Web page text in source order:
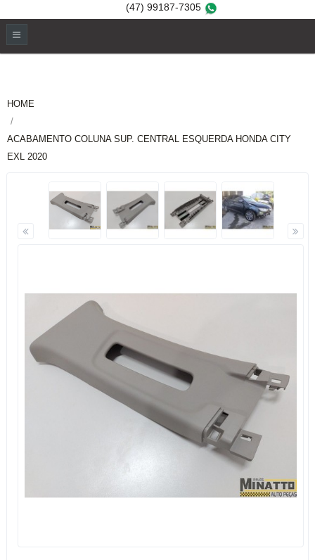
(47) 99187-7305
HOME
ACABAMENTO COLUNA SUP. CENTRAL ESQUERDA HONDA CITY
EXL 2020